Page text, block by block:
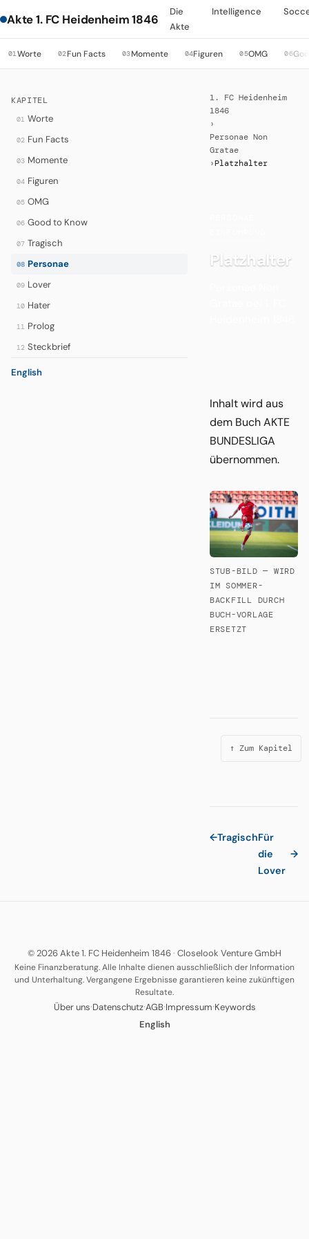
Akte 1. FC Heidenheim 1846
Die
Akte
Intelligence
01Worte 02Fun Facts 03Momente 04Figuren 05OMG 06
KAPITEL
01 Worte
02 Fun Facts
03 Momente
04 Figuren
05 OMG
06 Good to Know
07 Tragisch
08 Personae
09 Lover
10 Hater
11 Prolog
12 Steckbrief
English
1. FC Heidenheim
1846
›
Personae Non
Gratae
›Platzhalter
Platzhalter
Inhalt wird aus
dem Buch AKTE
BUNDESLIGA
übernommen.
STUB-BILD — WIRD
IM SOMMER-
BACKFILL DURCH
BUCH-VORLAGE
ERSETZT
↑ Zum Kapitel
←TragischFür
die
Lover
→
© 2026 Akte 1. FC Heidenheim 1846· Closelook Venture GmbH
Keine Finanzberatung. Alle Inhalte dienen ausschließlich der Information
und Unterhaltung. Vergangene Ergebnisse garantieren keine zukünftigen
Resultate.
Über uns·Datenschutz·AGB·Impressum·Keywords
English